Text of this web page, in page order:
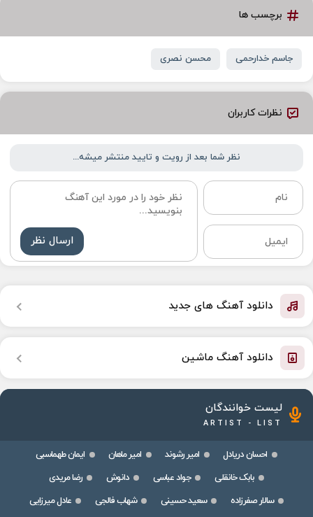
برچسب ها
جاسم خدارحمی محسن نصری
نظرات کاربران
نظر شما بعد از رویت و تایید منتشر میشه...
ارسال نظر
دانلود آهنگ های جدید
دانلود آهنگ ماشین
لیست خوانندگان
ARTIST - LIST
احسان دریادل امیر رشوند امیر ماهان
ایمان طهماسبی
بابک خانقلی
جواد عباسی دانوش
رضا مریدی
سالار صفرزاده
سعید حسینی شهاب فالجی عادل میرزایی